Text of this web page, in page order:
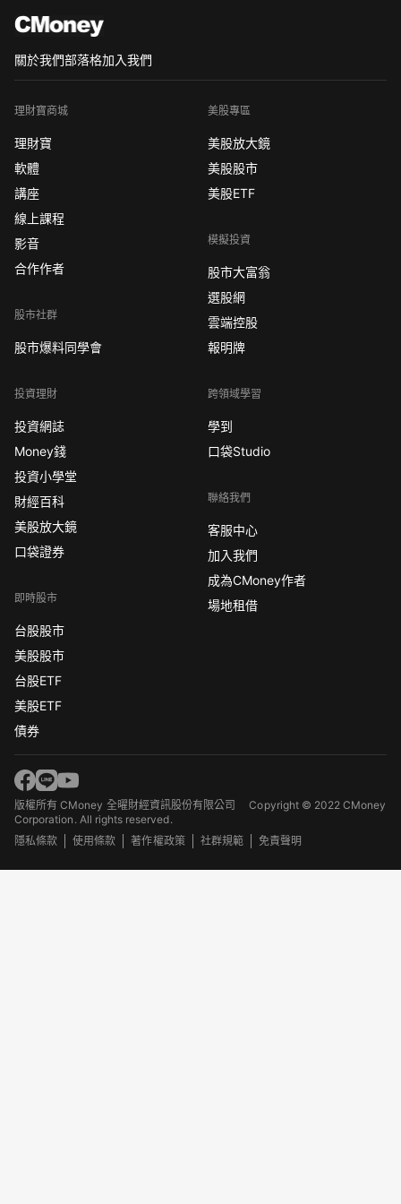
關於我們部落格加入我們
理財寶商城
理財寶
軟體
講座
線上課程
影音
合作作者
股市社群
股市爆料同學會
投資理財
投資網誌
Money錢
投資小學堂
財經百科
美股放大鏡
口袋證券
即時股市
台股股市
美股股市
台股ETF
美股ETF
債券
美股專區
美股放大鏡
美股股市
美股ETF
模擬投資
股市大富翁
選股網
雲端控股
報明牌
跨領域學習
學到
口袋Studio
聯絡我們
客服中心
加入我們
成為CMoney作者
場地租借
版權所有 CMoney 全曜財經資訊股份有限公司Copyright © 2022 CMoney
Corporation. All rights reserved.
隱私條款
使用條款 著作權政策 社群規範 免責聲明